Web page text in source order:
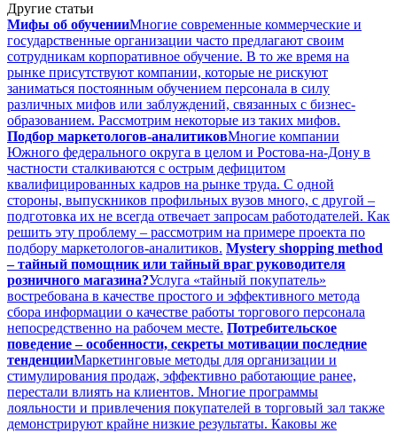
Другие статьи
Мифы об обученииМногие современные коммерческие и
государственные организации часто предлагают своим
сотрудникам корпоративное обучение. В то же время на
рынке присутствуют компании, которые не рискуют
заниматься постоянным обучением персонала в силу
различных мифов или заблуждений, связанных с бизнес-
образованием. Рассмотрим некоторые из таких мифов.
Подбор маркетологов-аналитиковМногие компании
Южного федерального округа в целом и Ростова-на-Дону в
частности сталкиваются с острым дефицитом
квалифицированных кадров на рынке труда. С одной
стороны, выпускников профильных вузов много, с другой –
подготовка их не всегда отвечает запросам работодателей. Как
решить эту проблему – рассмотрим на примере проекта по
подбору маркетологов-аналитиков. Mystery shopping method
– тайный помощник или тайный враг руководителя
розничного магазина?Услуга «тайный покупатель»
востребована в качестве простого и эффективного метода
сбора информации о качестве работы торгового персонала
непосредственно на рабочем месте. Потребительское
поведение – особенности, секреты мотивации последние
тенденцииМаркетинговые методы для организации и
стимулирования продаж, эффективно работающие ранее,
перестали влиять на клиентов. Многие программы
лояльности и привлечения покупателей в торговый зал также
демонстрируют крайне низкие результаты. Каковы же